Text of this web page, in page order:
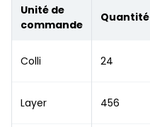
Unité de
commande
Quantité
Colli 24
Layer 456